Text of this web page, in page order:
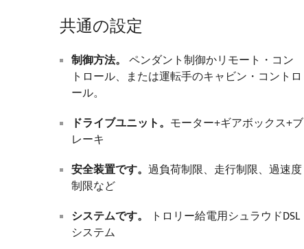
共通の設定
制御方法。 ペンダント制御かリモート・コン
トロール、または運転手のキャビン・コントロ
ール。
ドライブユニット。 モーター+ギアボックス+ブ
レーキ
安全装置です。 過負荷制限、走行制限、過速度
制限など
システムです。
トロリー給電用シュラウドDSL
システム